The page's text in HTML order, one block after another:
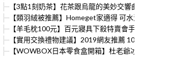
【3點1刻奶茶】花茶跟烏龍的美妙交響曲！我的
【類羽絨被推薦】Homeget家適得 可水洗Dacron
【羊毛枕100元】百元寢具下殺特賣會手工棉被
【實用交換禮物建議】2019網友推薦 10個回購率
【WOWBOX日本零食盒開箱】杜老爺冰淇淋常